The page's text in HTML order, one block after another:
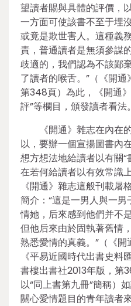
望讀者賜與具體的評價，
一方面可使該書不至于埋
或竟是欺世害人。這種義
責，普通讀者是無須參謀
歧適的，我們認為不該鄙
了讀者的喉舌。”（《開通
第348頁）為此，《開通
評”等欄目，頒發讀者看法。
《開通》雜志在內在
以，要辦一個宣揚圖書內
想方想法地給讀者以有關
在若何給讀者以有效常識
《開通》雜志這般刊載屠
簡介：“這是一男人與一
情她，后來感到他們并不
但他后來由於固執著舊情
熟悉愛情的真義。”（《開
《平易近國時代出書史料
書樓出書社2013年版，第
以“同上書第九冊”簡稱）
關心愛情題目的青年讀者